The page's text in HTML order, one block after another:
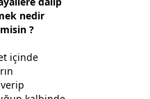
nedir
?
içinde